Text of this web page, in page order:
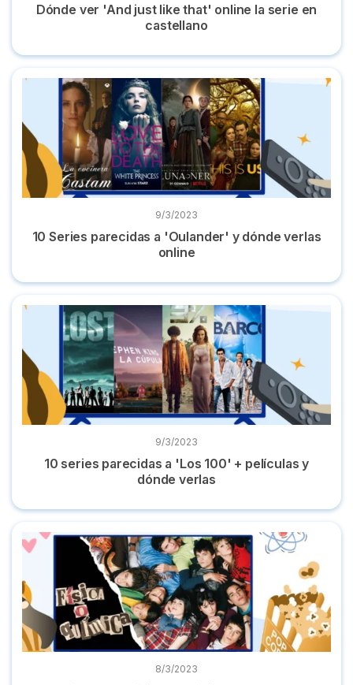
Dónde ver 'And just like that' online la serie en
castellano
10 Series parecidas a 'Oulander' y dónde verlas online
9/3/2023
10 Series parecidas a 'Oulander' y dónde verlas
online
10 series parecidas a 'Los 100' + películas y dónde verlas
9/3/2023
10 series parecidas a 'Los 100' + películas y
dónde verlas
Dónde ver 'Física o Química': todas sus temporadas online
8/3/2023